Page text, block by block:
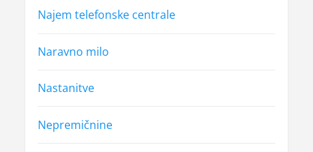
Najem telefonske centrale
Naravno milo
Nastanitve
Nepremičnine